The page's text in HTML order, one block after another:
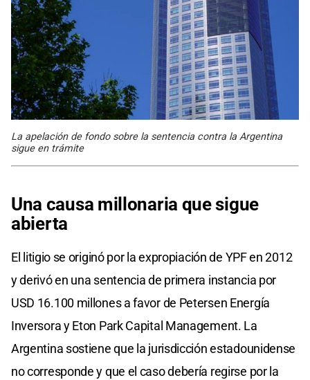
La apelación de fondo sobre la sentencia contra la Argentina
sigue en trámite
Una causa millonaria que sigue
abierta
El litigio se originó por la expropiación de YPF en 2012
y derivó en una sentencia de primera instancia por
USD 16.100 millones a favor de Petersen Energía
Inversora y Eton Park Capital Management. La
Argentina sostiene que la jurisdicción estadounidense
no corresponde y que el caso debería regirse por la